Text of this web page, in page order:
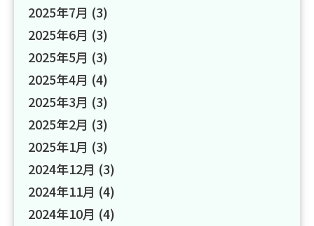
2025年7月 (3)
2025年6月 (3)
2025年5月 (3)
2025年4月 (4)
2025年3月 (3)
2025年2月 (3)
2025年1月 (3)
2024年12月 (3)
2024年11月 (4)
2024年10月 (4)